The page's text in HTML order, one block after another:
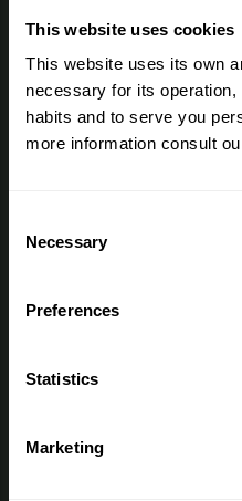
This website uses cookies
This website uses its own
necessary for its
habits and to serve you
more information consult
Selection
Necessary
Preferences
Statistics
Marketing
Informació d'interés
Treballa amb nosaltres
Àrea professional
Condicions de compra
Normativa General